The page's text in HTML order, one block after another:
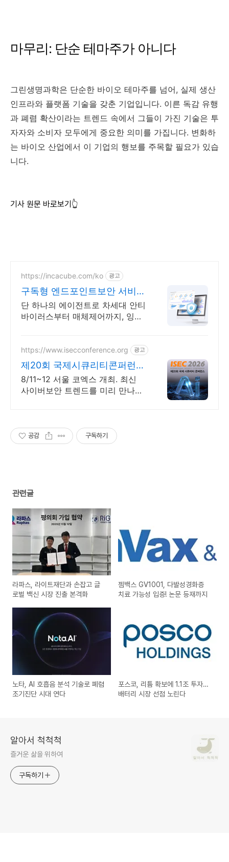
마무리: 단순 테마주가 아니다
그린생명과학은 단순한 바이오 테마주를 넘어, 실제 생산
인프라와 플랫폼 기술을 갖춘 기업입니다. 이른 독감 유행
과 폐렴 확산이라는 트렌드 속에서 그들이 가진 기술은 투
자자와 소비자 모두에게 중요한 의미를 가집니다. 변화하
는 바이오 산업에서 이 기업의 행보를 주목할 필요가 있습
니다.
기사 원문 바로보기👆
https://incacube.com/ko 광고
구독형 엔드포인트보안 서비스
구독형 기업보안 솔루션
단 하나의 에이전트로 차세대 안티
바이러스부터 매체제어까지, 잉카
https://www.isecconference.org 광고
제20회 국제시큐리티콘퍼런스
ISEC 2026
8/11~12 서울 코엑스 개최. 최신
사이버보안 트렌드를 미리 만나보
공감 구독하기
관련글
라파스, 라이트재단과 손잡고 글
로벌 백신 시장 진출 본격화
젬백스 GV1001, 다발성경화증
치료 가능성 입증! 논문 등재까지
노타, AI 호흡음 분석 기술로 폐렴
조기진단 시대 연다
포스코, 리튬 확보에 1.1조 투자…
배터리 시장 선점 노린다
알아서 척척척
즐거운 삶을 위하여
구독하기